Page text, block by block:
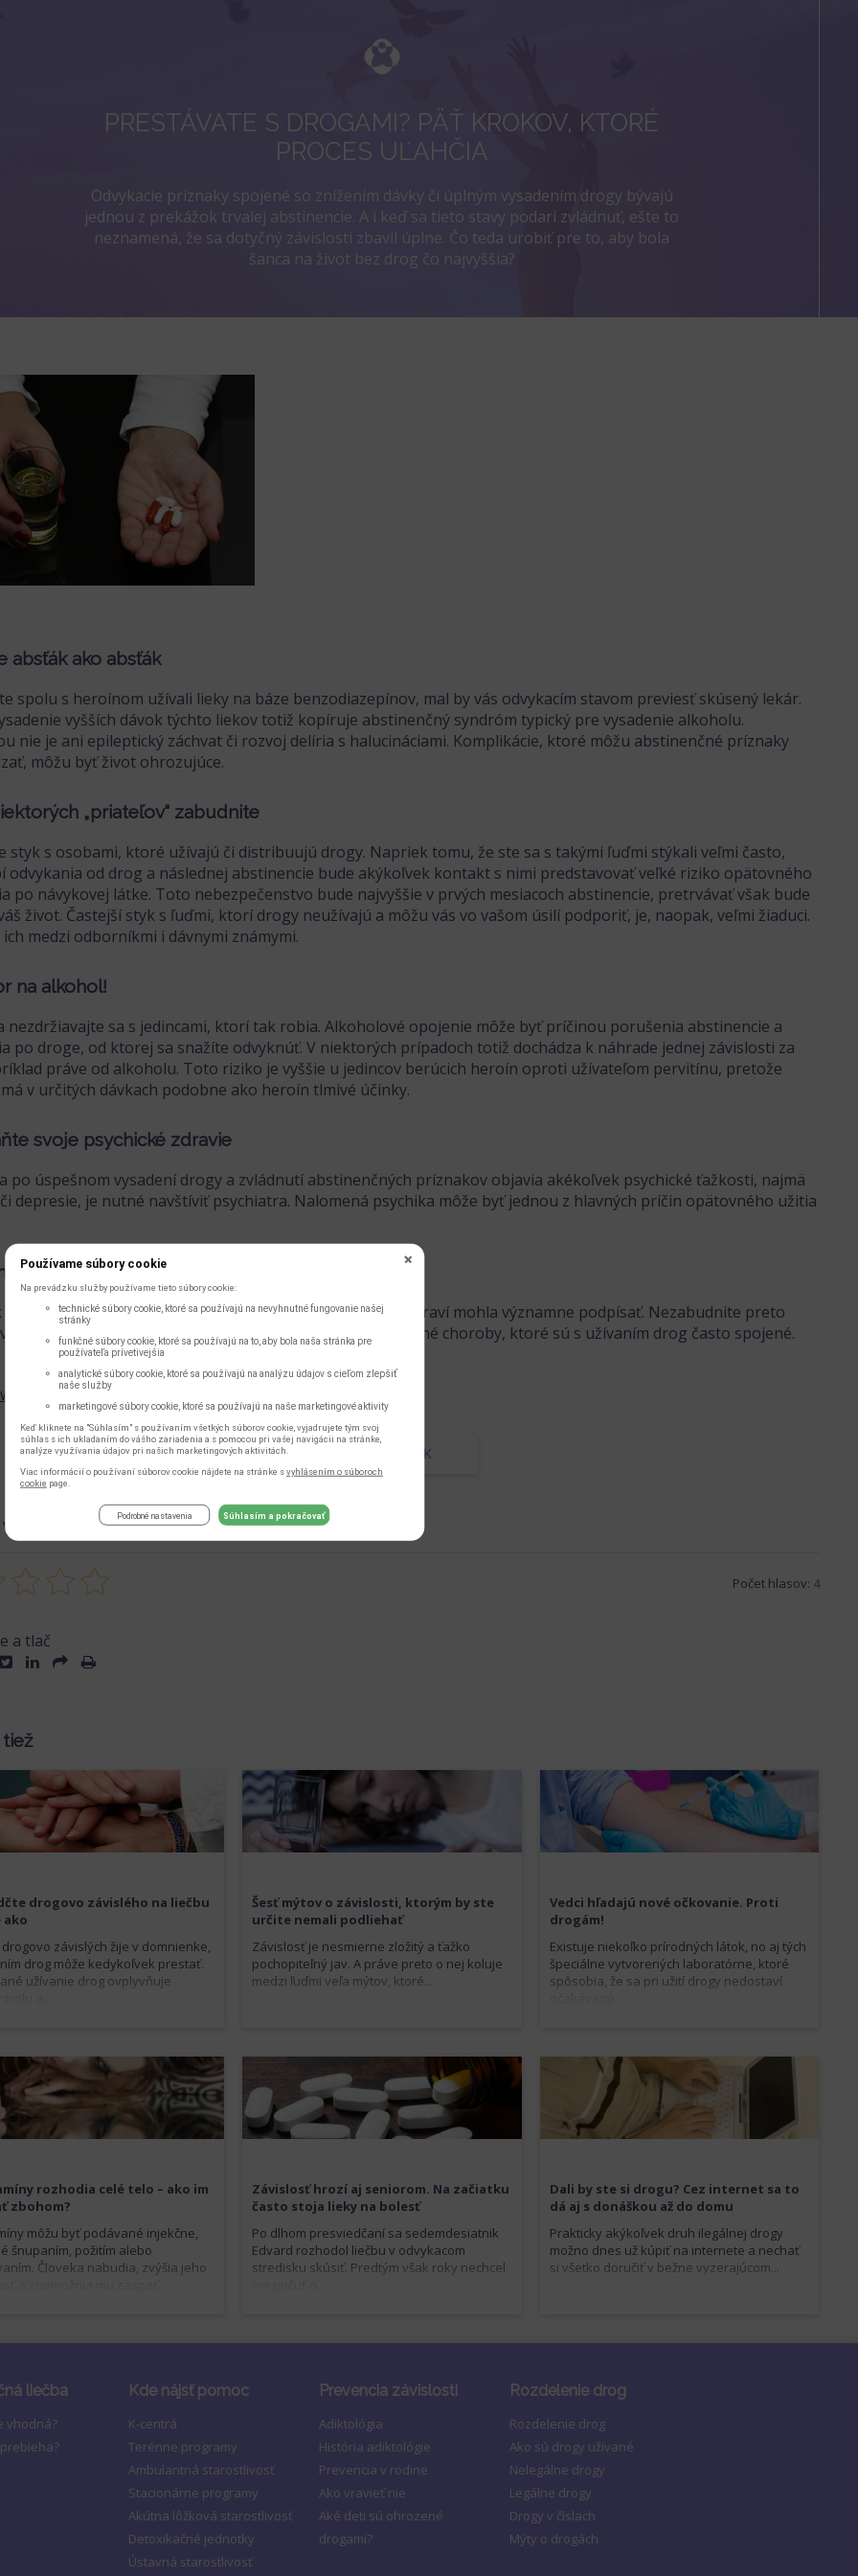
PRESTÁVATE S DROGAMI? PÄŤ KROKOV, KTORÉ
PROCES UĽAHČIA
Odvykacie príznaky spojené so znížením dávky či úplným vysadením drogy bývajú
jednou z prekážok trvalej abstinencie. A i keď sa tieto stavy podarí zvládnuť, ešte to
neznamená, že sa dotyčný závislosti zbavil úplne. Čo teda urobiť pre to, aby bola
šanca na život bez drog čo najvyššia?
absťák ako absťák
spolu s heroínom užívali lieky na báze benzodiazepínov, mal by vás odvykacím stavom previesť skúsený lekár.
vyšších dávok týchto liekov totiž kopíruje abstinenčný syndróm typický pre vysadenie alkoholu.
nie je ani epileptický záchvat či rozvoj delíria s halucináciami. Komplikácie, ktoré môžu abstinenčné príznaky
môžu byť život ohrozujúce.
„priateľov“ zabudnite
styk s osobami, ktoré užívajú či distribuujú drogy. Napriek tomu, že ste sa s takými ľuďmi stýkali veľmi často,
odvykania od drog a následnej abstinencie bude akýkoľvek kontakt s nimi predstavovať veľké riziko opätovného
po návykovej látke. Toto nebezpečenstvo bude najvyššie v prvých mesiacoch abstinencie, pretrvávať však bude
život. Častejší styk s ľuďmi, ktorí drogy neužívajú a môžu vás vo vašom úsilí podporiť, je, naopak, veľmi žiaduci.
medzi odborníkmi i dávnymi známymi.
na alkohol!
nezdržiavajte sa s jedincami, ktorí tak robia. Alkoholové opojenie môže byť príčinou porušenia abstinencie a
po droge, od ktorej sa snažíte odvyknúť. V niektorých prípadoch totiž dochádza k náhrade jednej závislosti za
práve od alkoholu. Toto riziko je vyššie u jedincov berúcich heroín oproti užívateľom pervitínu, pretože
v určitých dávkach podobne ako heroín tlmivé účinky.
svoje psychické zdravie
po úspešnom vysadení drogy a zvládnutí abstinenčných príznakov objavia akékoľvek psychické ťažkosti, najmä
depresie, je nutné navštíviť psychiatra. Nalomená psychika môže byť jednou z hlavných príčin opätovného užitia
sa vyšetriť
tomu, že už abstinujete, drogová minulosť sa na vašom zdraví mohla významne podpísať. Nezabudnite preto
patričné vyšetrenia, zamerané predovšetkým na infekčné choroby, ktoré sú s užívaním drog často spojené.
DALŠÍ ČLÁNEK
VÁM TENTO ČLÁNOK?
Počet hlasov: 4
a tlač
drogovo závislého na liečbu
ako
závislých žije v domnienke,
drog môže kedykoľvek prestať.
užívanie drog ovplyvňuje
Šesť mýtov o závislosti, ktorým by ste
určite nemali podliehať
Závislosť je nesmierne zložitý a ťažko
pochopiteľný jav. A práve preto o nej koluje
medzi ľuďmi veľa mýtov, ktoré...
Vedci hľadajú nové očkovanie. Proti
drogám!
Existuje niekoľko prírodných látok, no aj tých
špeciálne vytvorených laboratórne, ktoré
spôsobia, že sa pri užití drogy nedostaví
rozhodia celé telo – ako im
zbohom?
môžu byť podávané injekčne,
šnupaním, požitím alebo
Človeka nabudia, zvýšia jeho
Závislosť hrozí aj seniorom. Na začiatku
často stoja lieky na bolesť
Po dlhom presviedčaní sa sedemdesiatnik
Edvard rozhodol liečbu v odvykacom
stredisku skúsiť. Predtým však roky nechcel
Dali by ste si drogu? Cez internet sa to
dá aj s donáškou až do domu
Prakticky akýkoľvek druh ilegálnej drogy
možno dnes už kúpiť na internete a nechať
si všetko doručiť v bežne vyzerajúcom...
liečba
vhodná?
Kde nájsť pomoc
K-centrá
Terénne programy
Ambulantná starostlivosť
Stacionárne programy
Akútna lôžková starostlivosť
Detoxikačné jednotky
Ústavná starostlivosť
Prevencia závislosti
Adiktológia
História adiktológie
Prevencia v rodine
Ako vravieť nie
Aké deti sú ohrozené
drogami?
Rozdelenie drog
Rozdelenie drog
Ako sú drogy užívané
Nelegálne drogy
Legálne drogy
Drogy v číslach
Mýty o drogách
Používame súbory cookie
Na prevádzku služby používame tieto súbory cookie:
technické súbory cookie, ktoré sa používajú na nevyhnutné fungovanie našej
stránky
funkčné súbory cookie, ktoré sa používajú na to, aby bola naša stránka pre
používateľa prívetivejšia
analytické súbory cookie, ktoré sa používajú na analýzu údajov s cieľom zlepšiť
naše služby
marketingové súbory cookie, ktoré sa používajú na naše marketingové aktivity
Keď kliknete na "Súhlasím" s používaním všetkých súborov cookie, vyjadrujete tým svoj
súhlas s ich ukladaním do vášho zariadenia a s pomocou pri vašej navigácii na stránke,
analýze využívania údajov pri našich marketingových aktivitách.
Viac informácií o používaní súborov cookie nájdete na stránke svyhlásením o súboroch
cookie page.
Podrobné nastavenia Súhlasím a pokračovať